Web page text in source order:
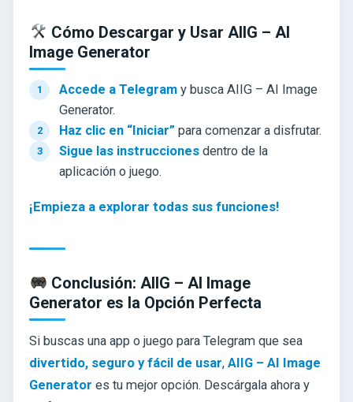
Cómo Descargar y Usar AIIG – AI
Image Generator
Accede a Telegram y busca AIIG – AI Image
Generator.
Haz clic en “Iniciar” para comenzar a disfrutar.
Sigue las instrucciones dentro de la
aplicación o juego.
¡Empieza a explorar todas sus funciones!
Conclusión: AIIG – AI Image
Generator es la Opción Perfecta
Si buscas una app o juego para Telegram que sea
divertido, seguro y fácil de usar, AIIG – AI Image
Generator es tu mejor opción. Descárgala ahora y